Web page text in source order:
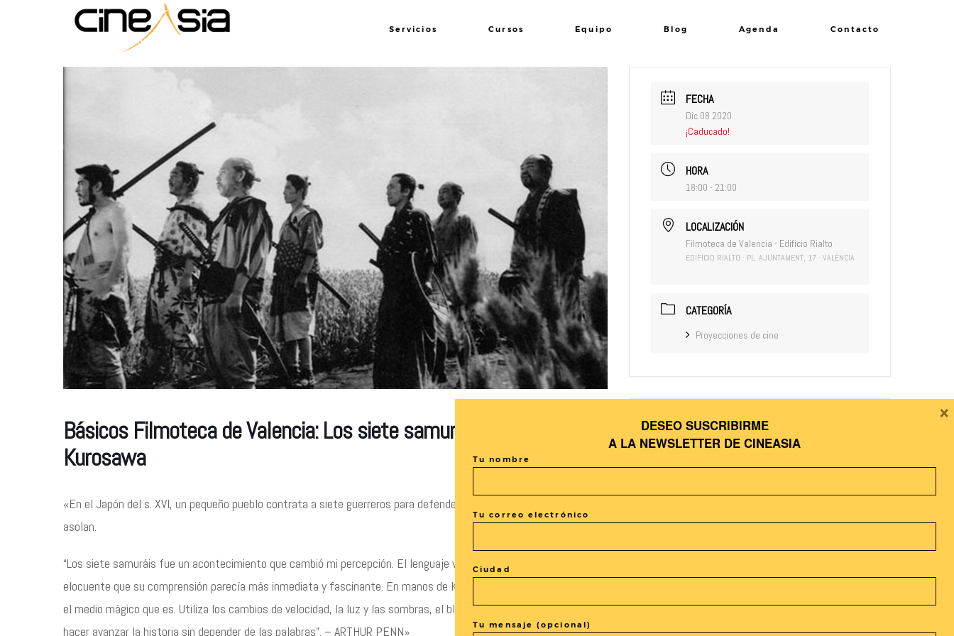
Servicios Cursos Equipo Blog Agenda Contacto
Básicos Filmoteca de Valencia: Los siete samuráis de Akira
Kurosawa
«En el Japón del s. XVI, un pequeño pueblo contrata a siete guerreros para defenderse de los bandidos que lo
asolan.
“Los siete samuráis fue un acontecimiento que cambió mi percepción. El lenguaje visual que empleaba era tan
elocuente que su comprensión parecía más inmediata y fascinante. En manos de Kurosawa, el cine se eleva como
el medio mágico que es. Utiliza los cambios de velocidad, la luz y las sombras, el blanco y negro y el color para
hacer avanzar la historia sin depender de las palabras”. – ARTHUR PENN»
FECHA
Dic 08 2020
¡Caducado!
HORA
18:00 - 21:00
LOCALIZACIÓN
Filmoteca de Valencia - Edificio Rialto
EDIFICIO RIALTO · PL. AJUNTAMENT, 17 · VALÈNCIA
CATEGORÍA
Proyecciones de cine
COMPARTIR ESTE EVENTO
DESEO SUSCRIBIRME
A LA NEWSLETTER DE CINEASIA
Tu nombre
Tu correo electrónico
Ciudad
Tu mensaje (opcional)
×